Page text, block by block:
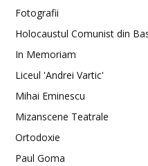
Fotografii
Holocaustul Comunist din
In Memoriam
Liceul 'Andrei Vartic'
Mihai Eminescu
Mizanscene Teatrale
Ortodoxie
Paul Goma